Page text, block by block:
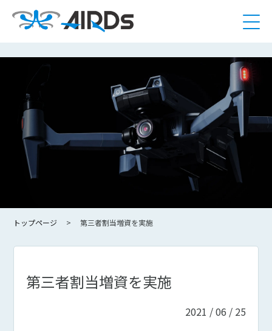
トップページ 第三者割当増資を実施
第三者割当増資を実施
2021 / 06 / 25